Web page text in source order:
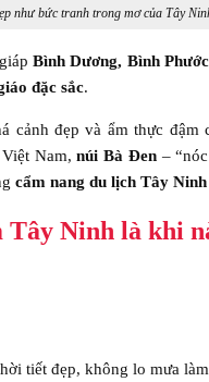
như bức tranh trong mơ của Tây
Bình Dương, Bình
đặc sắc.
cảnh đẹp và ẩm thực
Việt Nam,núi Bà Đen–
cẩm nang du lịch Tây
Tây Ninh là khi
tiết đẹp, không lo mưa